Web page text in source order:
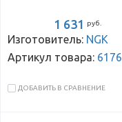
1 631 руб.
Изготовитель: NGK
Артикул товара: 6176
ДОБАВИТЬ В СРАВНЕНИЕ